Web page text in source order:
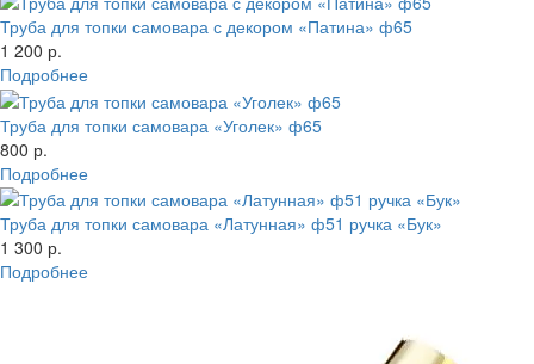
Труба для топки самовара с декором «Патина» ф65
1 200 р.
Подробнее
Труба для топки самовара «Уголек» ф65
800 р.
Подробнее
Труба для топки самовара «Латунная» ф51 ручка «Бук»
1 300 р.
Подробнее